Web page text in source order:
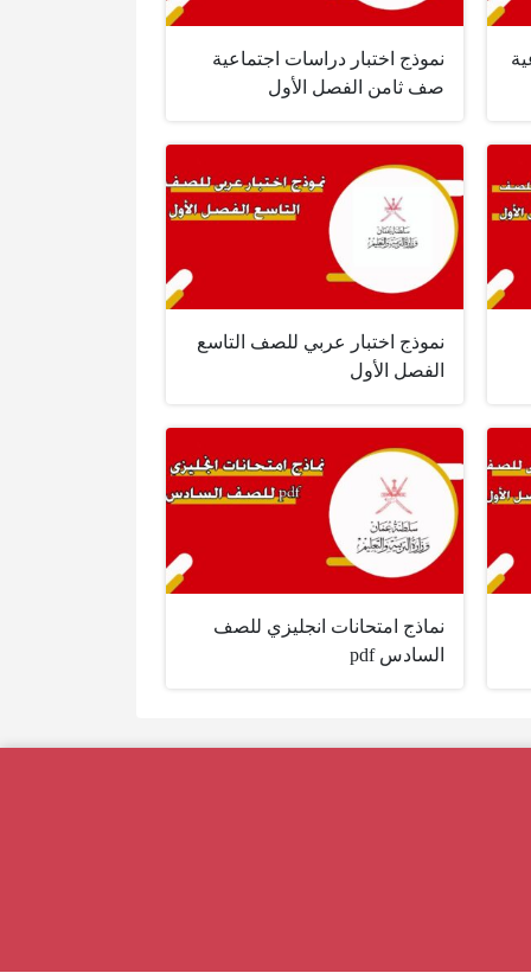
نموذج اختبار دراسات اجتماعية
صف ثامن الفصل الأول
نموذج اختبار عربي للصف التاسع
الفصل الأول
نماذج امتحانات انجليزي للصف
السادس pdf